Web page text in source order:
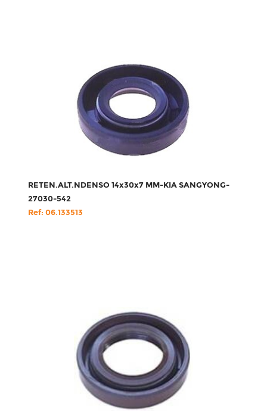
RETEN.ALT.NDENSO 14x30x7 MM-KIA SANGYONG-
27030-542
Ref: 06.133513